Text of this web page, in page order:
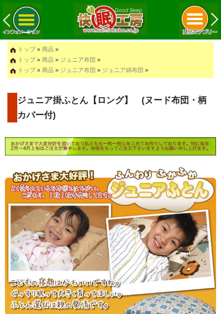
トップ» 商品 »
トップ» 商品 » ジュニア布団 »
トップ» 商品 » ジュニア布団 » ジュニア綿布団 »
ジュニア掛ふとん【ロング】 (ヌード布団・柄
カバー付)